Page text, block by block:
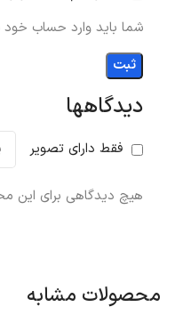
دیدگاهها
فقط دارای تصویر
هیچ دیدگاهی برای این
شما باید وارد حساب خود
محصولات مشابه